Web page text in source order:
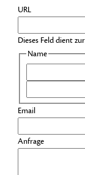
URL
Dieses Feld dient
Name
Email
Anfrage